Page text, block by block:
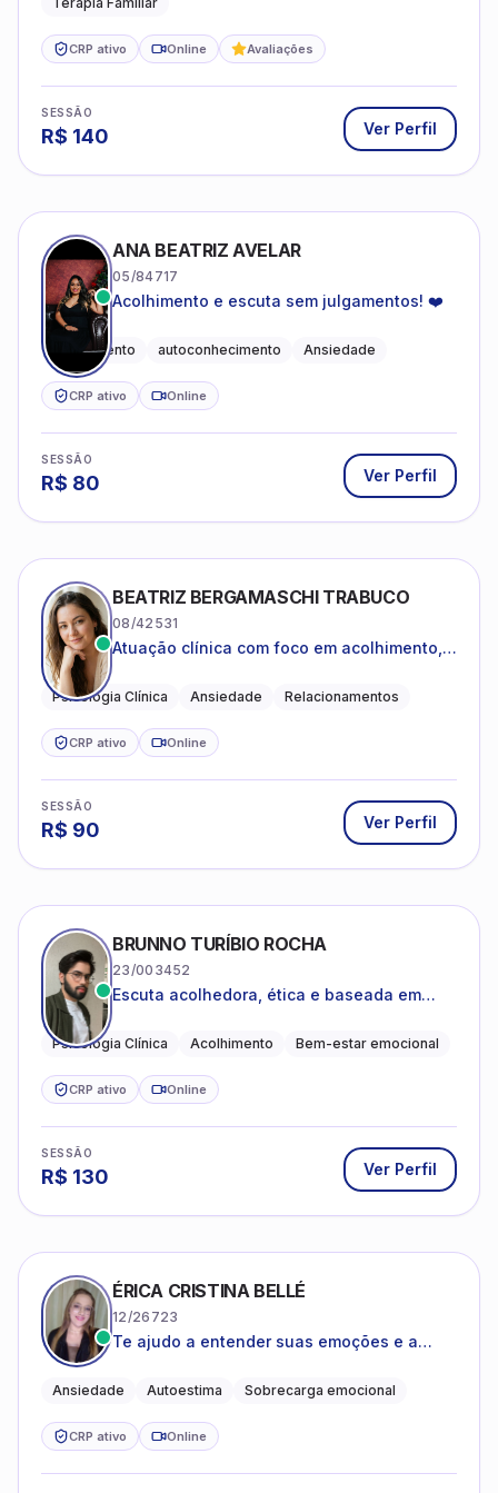
CRP ativo Online Avaliações
SESSÃO
R$ 140 Ver Perfil
ANA BEATRIZ AVELAR
05/84717
Acolhimento e escuta sem julgamentos! ❤️
Acolhimento autoconhecimento Ansiedade
CRP ativo Online
SESSÃO
R$ 80 Ver Perfil
BEATRIZ BERGAMASCHI TRABUCO
08/42531
Atuação clínica com foco em acolhimento,
Psicologia Clínica Ansiedade Relacionamentos
CRP ativo Online
SESSÃO
R$ 90 Ver Perfil
BRUNNO TURÍBIO ROCHA
23/003452
Escuta acolhedora, ética e baseada em
Psicologia Clínica Acolhimento Bem-estar emocional
CRP ativo Online
SESSÃO
R$ 130 Ver Perfil
ÉRICA CRISTINA BELLÉ
12/26723
Te ajudo a entender suas emoções e a
que você está vivendo
Ansiedade Autoestima Sobrecarga emocional
CRP ativo Online